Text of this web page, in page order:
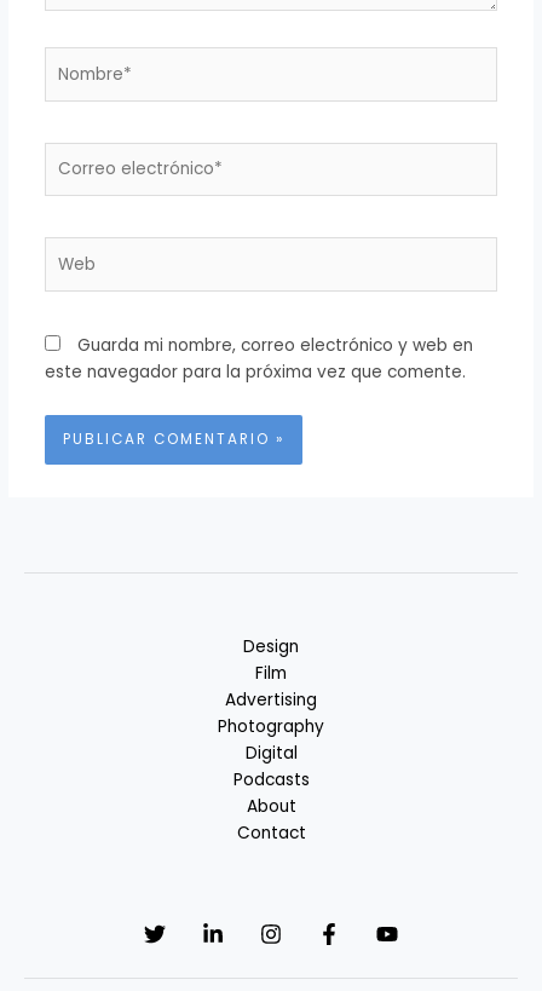
electrónico*
Guarda mi nombre, correo electrónico y web en
este navegador para la próxima vez que comente.
Design
Film
Advertising
Photography
Digital
Podcasts
About
Contact